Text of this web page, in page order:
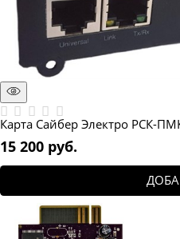
Карта Сайбер Электро РСК-
15 200 руб.